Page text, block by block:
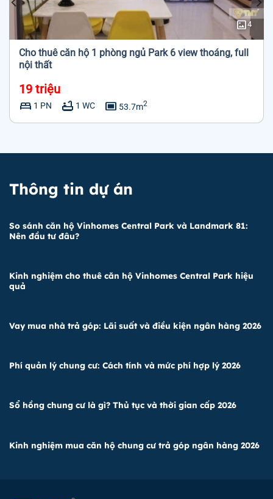
imagesmode4
Cho thuê căn hộ 1 phòng ngủ Park 6 view thoáng, full
nội thất
19 triệu
bed 1 PN bathtub 1 WC capture 53.7m2
Thông tin dự án
So sánh căn hộ Vinhomes Central Park và Landmark 81:
Nên đầu tư đâu?
Kinh nghiệm cho thuê căn hộ Vinhomes Central Park hiệu
quả
Vay mua nhà trả góp: Lãi suất và điều kiện ngân hàng 2026
Phí quản lý chung cư: Cách tính và mức phí hợp lý 2026
Sổ hồng chung cư là gì? Thủ tục và thời gian cấp 2026
Kinh nghiệm mua căn hộ chung cư trả góp ngân hàng 2026